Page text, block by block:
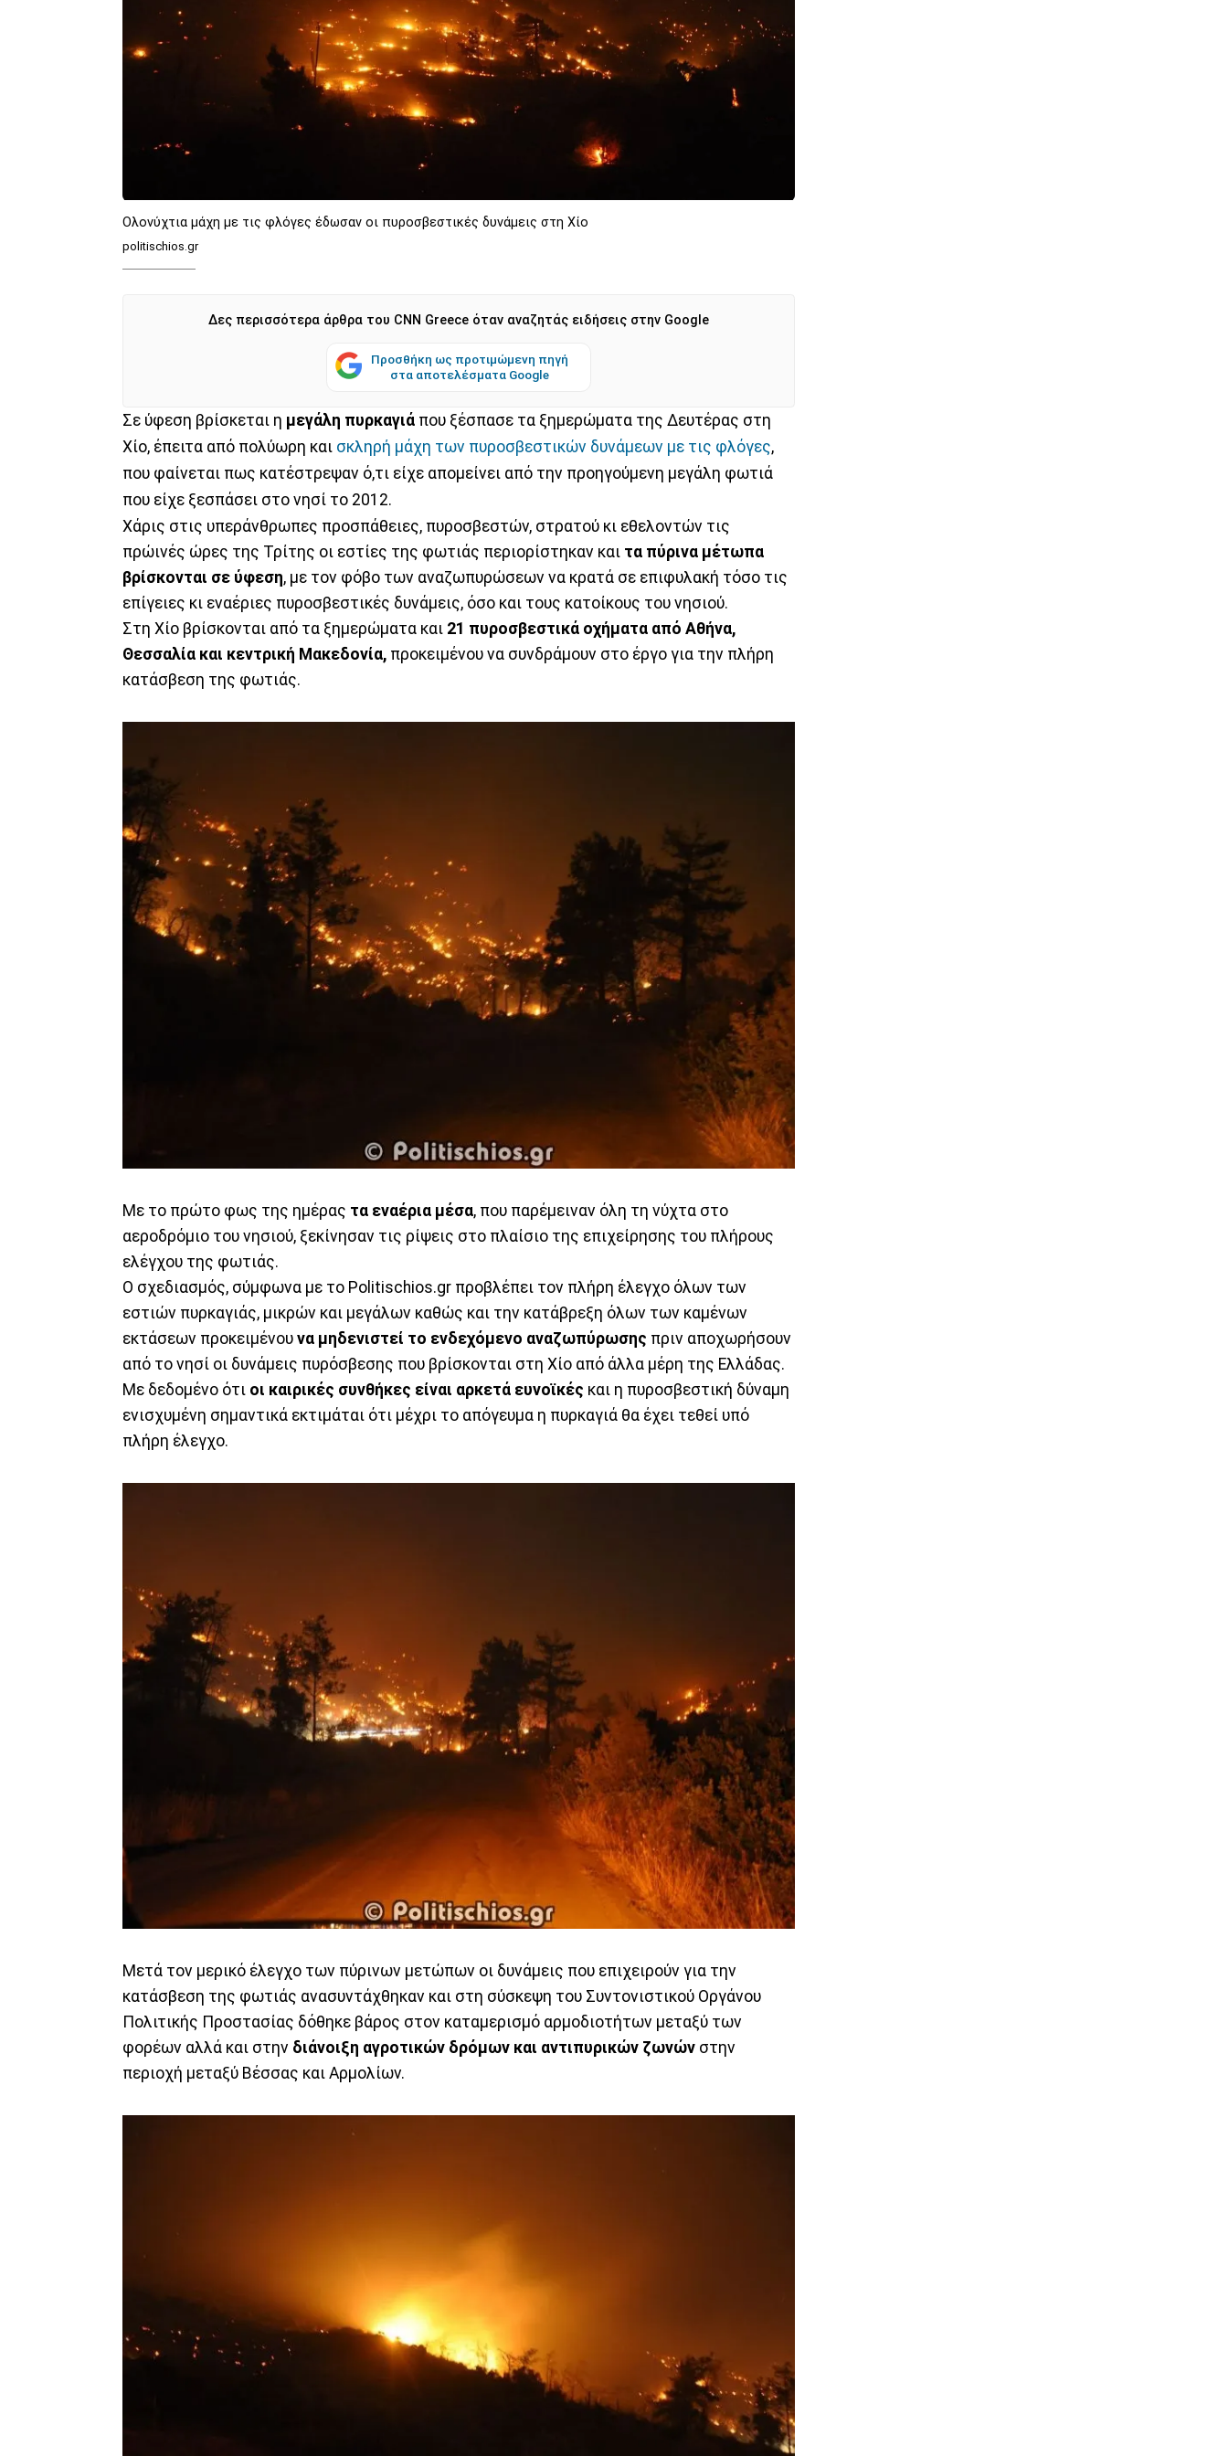
Ολονύχτια μάχη με τις φλόγες έδωσαν οι πυροσβεστικές δυνάμεις στη Χίο
politischios.gr
Δες περισσότερα άρθρα του CNN Greece όταν αναζητάς ειδήσεις στην Google
Προσθήκη ως προτιμώμενη πηγή
στα αποτελέσματα Google
Σε ύφεση βρίσκεται η μεγάλη πυρκαγιά που ξέσπασε τα ξημερώματα της Δευτέρας στη
Χίο, έπειτα από πολύωρη και σκληρή μάχη των πυροσβεστικών δυνάμεων με τις φλόγες,
που φαίνεται πως κατέστρεψαν ό,τι είχε απομείνει από την προηγούμενη μεγάλη φωτιά
που είχε ξεσπάσει στο νησί το 2012.
Χάρις στις υπεράνθρωπες προσπάθειες, πυροσβεστών, στρατού κι εθελοντών τις
πρώινές ώρες της Τρίτης οι εστίες της φωτιάς περιορίστηκαν και τα πύρινα μέτωπα
βρίσκονται σε ύφεση, με τον φόβο των αναζωπυρώσεων να κρατά σε επιφυλακή τόσο τις
επίγειες κι εναέριες πυροσβεστικές δυνάμεις, όσο και τους κατοίκους του νησιού.
Στη Χίο βρίσκονται από τα ξημερώματα και 21 πυροσβεστικά οχήματα από Αθήνα,
Θεσσαλία και κεντρική Μακεδονία, προκειμένου να συνδράμουν στο έργο για την πλήρη
κατάσβεση της φωτιάς.
Με το πρώτο φως της ημέρας τα εναέρια μέσα, που παρέμειναν όλη τη νύχτα στο
αεροδρόμιο του νησιού, ξεκίνησαν τις ρίψεις στο πλαίσιο της επιχείρησης του πλήρους
ελέγχου της φωτιάς.
Ο σχεδιασμός, σύμφωνα με το Politischios.gr προβλέπει τον πλήρη έλεγχο όλων των
εστιών πυρκαγιάς, μικρών και μεγάλων καθώς και την κατάβρεξη όλων των καμένων
εκτάσεων προκειμένου να μηδενιστεί το ενδεχόμενο αναζωπύρωσης πριν αποχωρήσουν
από το νησί οι δυνάμεις πυρόσβεσης που βρίσκονται στη Χίο από άλλα μέρη της Ελλάδας.
Με δεδομένο ότι οι καιρικές συνθήκες είναι αρκετά ευνοϊκές και η πυροσβεστική δύναμη
ενισχυμένη σημαντικά εκτιμάται ότι μέχρι το απόγευμα η πυρκαγιά θα έχει τεθεί υπό
πλήρη έλεγχο.
Μετά τον μερικό έλεγχο των πύρινων μετώπων οι δυνάμεις που επιχειρούν για την
κατάσβεση της φωτιάς ανασυντάχθηκαν και στη σύσκεψη του Συντονιστικού Οργάνου
Πολιτικής Προστασίας δόθηκε βάρος στον καταμερισμό αρμοδιοτήτων μεταξύ των
φορέων αλλά και στην διάνοιξη αγροτικών δρόμων και αντιπυρικών ζωνών στην
περιοχή μεταξύ Βέσσας και Αρμολίων.